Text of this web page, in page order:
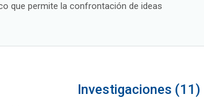
que permite la confrontación de ideas
Investigaciones (11)